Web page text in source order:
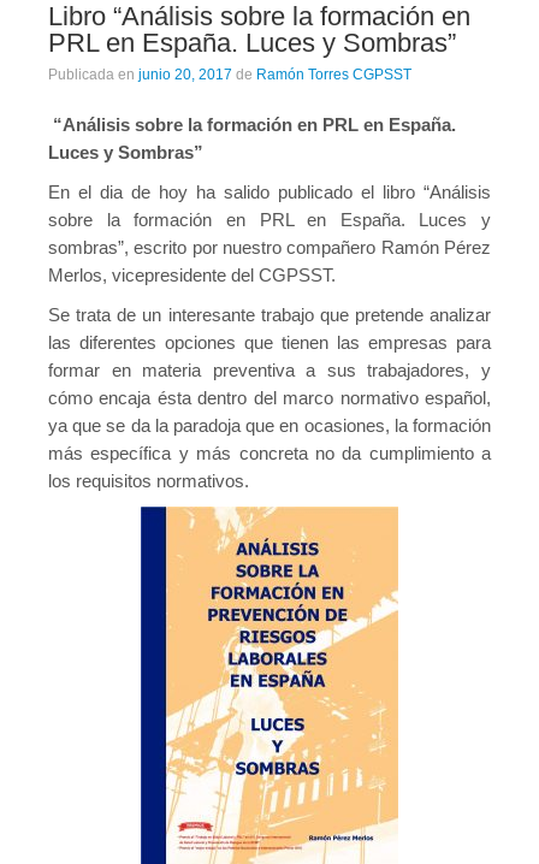
Libro “Análisis sobre la formación en
PRL en España. Luces y Sombras”
Publicada en junio 20, 2017 de Ramón Torres CGPSST
“Análisis sobre la formación en PRL en España.
Luces y Sombras”
En el dia de hoy ha salido publicado el libro “Análisis
sobre la formación en PRL en España. Luces y
sombras”, escrito por nuestro compañero Ramón Pérez
Merlos, vicepresidente del CGPSST.
Se trata de un interesante trabajo que pretende analizar
las diferentes opciones que tienen las empresas para
formar en materia preventiva a sus trabajadores, y
cómo encaja ésta dentro del marco normativo español,
ya que se da la paradoja que en ocasiones, la formación
más específica y más concreta no da cumplimiento a
los requisitos normativos.